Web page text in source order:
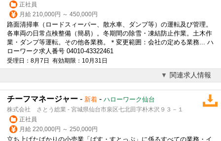
正社員
月給 210,000円 ～ 450,000円
路面清掃車（ロードスィーパー、散水車、ダンプ等）の運転及び管理。
各車両の日常点検整備（簡易）。冬期間の除雪・凍結防止作業。土木作
業・ダンプ等運転。その他各業務。＊変更範囲：会社の定める業務... ハ
ローワーク求人番号 04010-43322461
受理日：8月7日 有効期限：10月31日
関連求人情報
チーフマネージャー - 新着 - ハローワーク仙台
株式会社 さとう総業 - 宮城県仙台市泉区七北田字朴木沢９３－１
正社員
月給 220,000円 ～ 250,000円
立ち上げたばかりの小売業「ばす・すとっぷ」に係るすべての業務・イ